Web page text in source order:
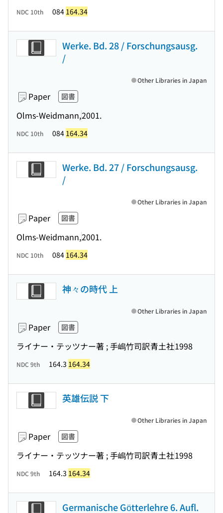
NDC 10th 084 164.34
Werke. Bd. 28 / Forschungsausg.
/
Paper 図書
Olms-Weidmann,2001.
Other Libraries in Japan
NDC 10th 084 164.34
Werke. Bd. 27 / Forschungsausg.
/
Paper 図書
Olms-Weidmann,2001.
Other Libraries in Japan
NDC 10th 084 164.34
神々の時代 上
Paper 図書
ライナー・テッツナー著 ; 手嶋竹司訳青土社1998
Other Libraries in Japan
NDC 9th 164.3 164.34
英雄伝説 下
Paper 図書
ライナー・テッツナー著 ; 手嶋竹司訳青土社1998
Other Libraries in Japan
NDC 9th 164.3 164.34
Germanische Götterlehre 6. Aufl.